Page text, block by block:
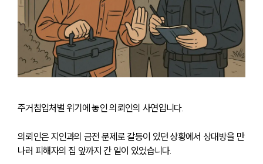
주거침입처벌 위기에 놓인 의뢰인의 사연입니다.
의뢰인은 지인과의 금전 문제로 갈등이 있던 상황에서 상대방을 만
나러 피해자의 집 앞까지 간 일이 있었습니다.